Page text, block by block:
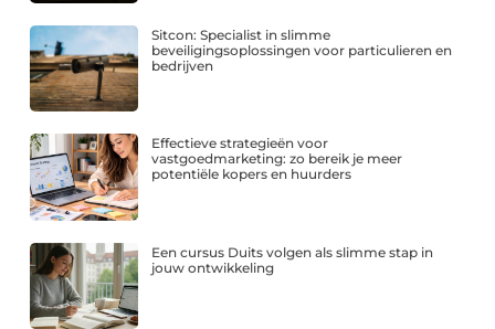
Sitcon: Specialist in slimme
beveiligingsoplossingen voor particulieren en
bedrijven
Effectieve strategieën voor
vastgoedmarketing: zo bereik je meer
potentiële kopers en huurders
Een cursus Duits volgen als slimme stap in
jouw ontwikkeling